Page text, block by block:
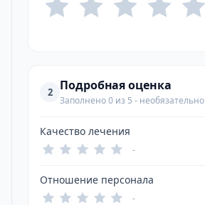
2 Подробная оценка
Заполнено 0 из 5 - необязательно
Качество лечения
-
Отношение персонала
-